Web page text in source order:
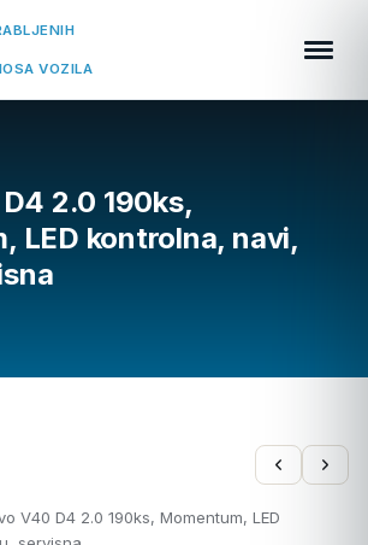
VOZILA
2.0 190ks,
LED kontrolna, navi,
V40 D4 2.0 190ks, Momentum, LED